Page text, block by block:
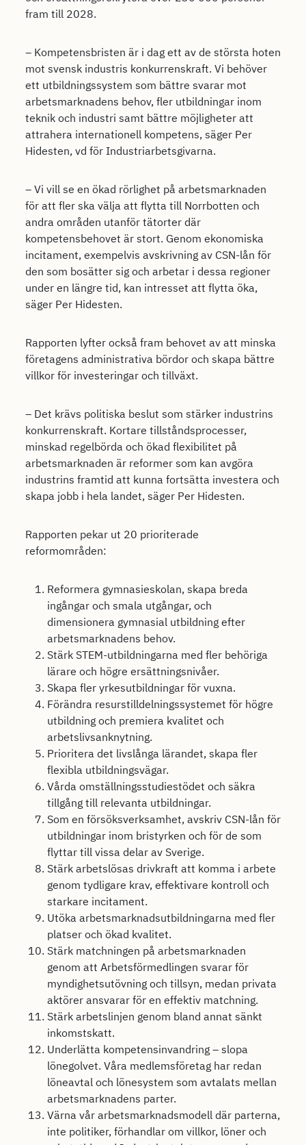
fram till 2028.
– Kompetensbristen är i dag ett av de största hoten
mot svensk industris konkurrenskraft. Vi behöver
ett utbildningssystem som bättre svarar mot
arbetsmarknadens behov, fler utbildningar inom
teknik och industri samt bättre möjligheter att
attrahera internationell kompetens, säger Per
Hidesten, vd för Industriarbetsgivarna.
– Vi vill se en ökad rörlighet på arbetsmarknaden
för att fler ska välja att flytta till Norrbotten och
andra områden utanför tätorter där
kompetensbehovet är stort. Genom ekonomiska
incitament, exempelvis avskrivning av CSN-lån för
den som bosätter sig och arbetar i dessa regioner
under en längre tid, kan intresset att flytta öka,
säger Per Hidesten.
Rapporten lyfter också fram behovet av att minska
företagens administrativa bördor och skapa bättre
villkor för investeringar och tillväxt.
– Det krävs politiska beslut som stärker industrins
konkurrenskraft. Kortare tillståndsprocesser,
minskad regelbörda och ökad flexibilitet på
arbetsmarknaden är reformer som kan avgöra
industrins framtid att kunna fortsätta investera och
skapa jobb i hela landet, säger Per Hidesten.
Rapporten pekar ut 20 prioriterade
reformområden:
Reformera gymnasieskolan, skapa breda
ingångar och smala utgångar, och
dimensionera gymnasial utbildning efter
arbetsmarknadens behov.
Stärk STEM-utbildningarna med fler behöriga
lärare och högre ersättningsnivåer.
Skapa fler yrkesutbildningar för vuxna.
Förändra resurstilldelningssystemet för högre
utbildning och premiera kvalitet och
arbetslivsanknytning.
Prioritera det livslånga lärandet, skapa fler
flexibla utbildningsvägar.
Vårda omställningsstudiestödet och säkra
tillgång till relevanta utbildningar.
Som en försöksverksamhet, avskriv CSN-lån för
utbildningar inom bristyrken och för de som
flyttar till vissa delar av Sverige.
Stärk arbetslösas drivkraft att komma i arbete
genom tydligare krav, effektivare kontroll och
starkare incitament.
Utöka arbetsmarknadsutbildningarna med fler
platser och ökad kvalitet.
Stärk matchningen på arbetsmarknaden
genom att Arbetsförmedlingen svarar för
myndighetsutövning och tillsyn, medan privata
aktörer ansvarar för en effektiv matchning.
Stärk arbetslinjen genom bland annat sänkt
inkomstskatt.
Underlätta kompetensinvandring – slopa
lönegolvet. Våra medlemsföretag har redan
löneavtal och lönesystem som avtalats mellan
arbetsmarknadens parter.
Värna vår arbetsmarknadsmodell där parterna,
inte politiker, förhandlar om villkor, löner och